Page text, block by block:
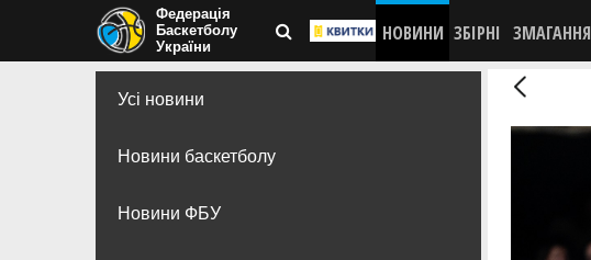
Федерація
Баскетболу
України
НОВИНИ ЗБІРНІ ЗМАГАННЯ
Усі новини
Новини баскетболу
Новини ФБУ